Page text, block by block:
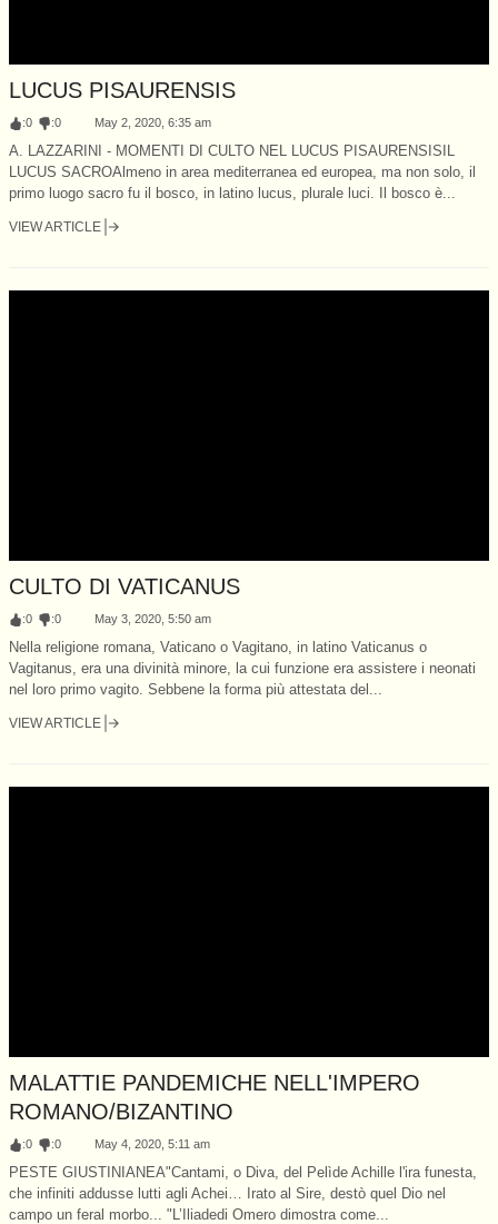
LUCUS PISAURENSIS
:0 :0 May 2, 2020, 6:35 am
A. LAZZARINI - MOMENTI DI CULTO NEL LUCUS PISAURENSISIL
LUCUS SACROAlmeno in area mediterranea ed europea, ma non solo, il
primo luogo sacro fu il bosco, in latino lucus, plurale luci. Il bosco è...
VIEW ARTICLE
CULTO DI VATICANUS
:0 :0 May 3, 2020, 5:50 am
Nella religione romana, Vaticano o Vagitano, in latino Vaticanus o
Vagitanus, era una divinità minore, la cui funzione era assistere i neonati
nel loro primo vagito. Sebbene la forma più attestata del...
VIEW ARTICLE
MALATTIE PANDEMICHE NELL'IMPERO
ROMANO/BIZANTINO
:0 :0 May 4, 2020, 5:11 am
PESTE GIUSTINIANEA"Cantami, o Diva, del Pelìde Achille l'ira funesta,
che infiniti addusse lutti agli Achei… Irato al Sire, destò quel Dio nel
campo un feral morbo... "L’Iliadedi Omero dimostra come...